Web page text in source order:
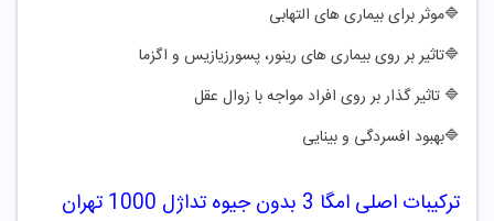
🔷موثر برای بیماری های التهابی
🔷تاثیر بر روی بیماری های رینور، پسورزیازیس و اگزما
🔷 تاثیر گذار بر روی افراد مواجه با زوال عقل
🔷بهبود افسردگی و بینایی
ترکیبات اصلی امگا 3 بدون جیوه
تداژل 1000 تهران